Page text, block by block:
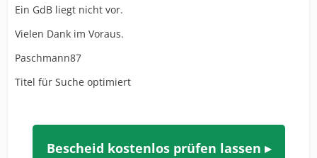
Ein GdB liegt nicht vor.
Vielen Dank im Voraus.
Paschmann87
Titel für Suche optimiert
Bescheid kostenlos prüfen lassen ▸